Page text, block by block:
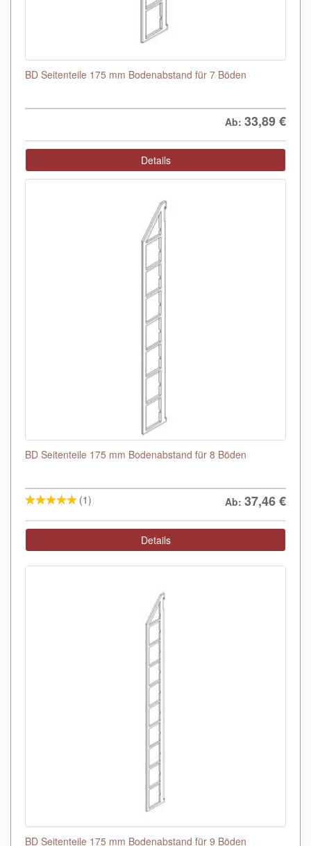
BD Seitenteile 175 mm Bodenabstand für 7 Böden
Ab: 33,89€
Details
BD Seitenteile 175 mm Bodenabstand für 8 Böden
(1) Ab: 37,46€
Details
BD Seitenteile 175 mm Bodenabstand für 9 Böden